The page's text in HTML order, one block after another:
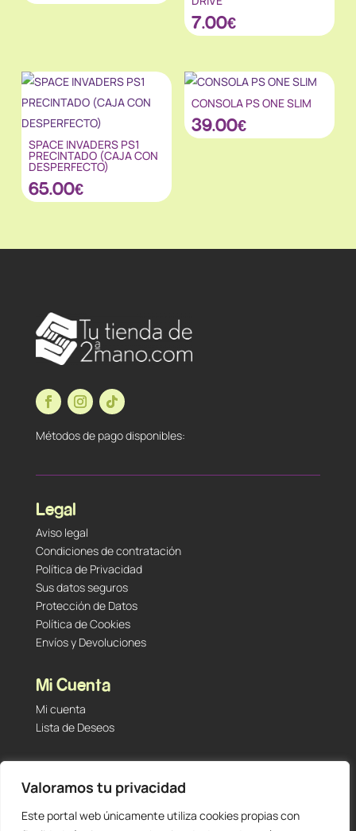
Valoramos tu privacidad
Este portal web únicamente utiliza cookies propias con
7.00€
SPACE INVADERS PS1
PRECINTADO (CAJA CON
DESPERFECTO)
65.00€
CONSOLA PS ONE SLIM
39.00€
Métodos de pago disponibles:
Legal
Aviso legal
Condiciones de contratación
Política de Privacidad
Sus datos seguros
Protección de Datos
Política de Cookies
Envíos y Devoluciones
Mi Cuenta
Mi cuenta
Lista de Deseos
Tu Tienda de Segunda Mano, Sambara #101 (Madrid,
28027 – España)